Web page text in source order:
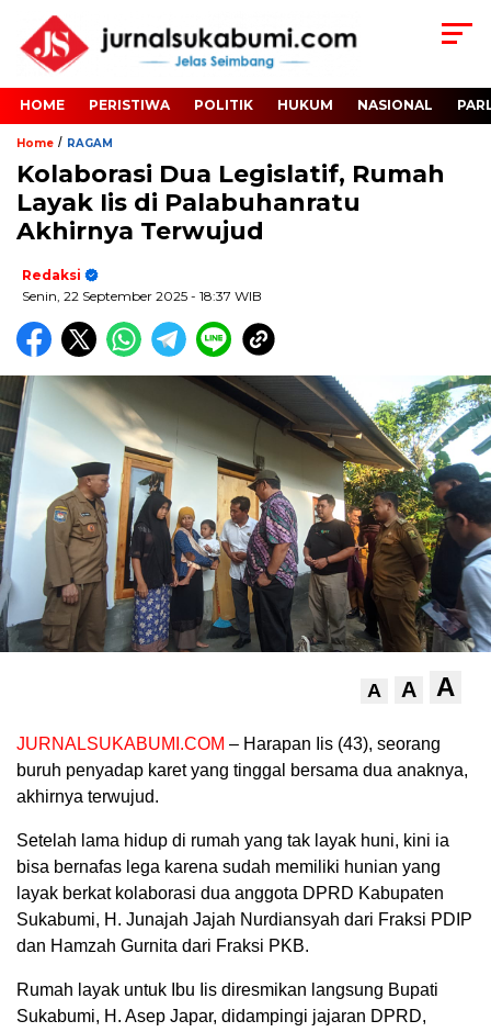
HOME PERISTIWA POLITIK HUKUM NASIONAL
Home / RAGAM
Kolaborasi Dua Legislatif, Rumah
Layak Iis di Palabuhanratu
Akhirnya Terwujud
Redaksi
Senin, 22 September 2025 - 18:37 WIB
A A A
JURNALSUKABUMI.COM – Harapan Iis (43), seorang
buruh penyadap karet yang tinggal bersama dua anaknya,
akhirnya terwujud.
Setelah lama hidup di rumah yang tak layak huni, kini ia
bisa bernafas lega karena sudah memiliki hunian yang
layak berkat kolaborasi dua anggota DPRD Kabupaten
Sukabumi, H. Junajah Jajah Nurdiansyah dari Fraksi PDIP
dan Hamzah Gurnita dari Fraksi PKB.
Rumah layak untuk Ibu Iis diresmikan langsung Bupati
Sukabumi, H. Asep Japar, didampingi jajaran DPRD,